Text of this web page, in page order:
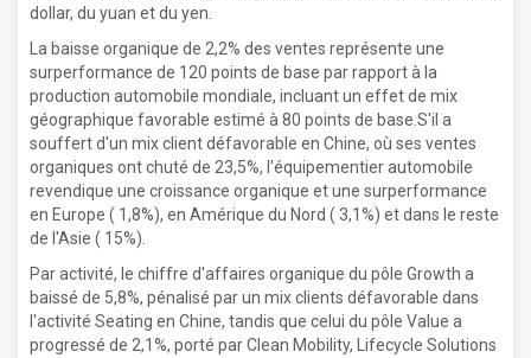
dollar, du yuan et du yen.
La baisse organique de 2,2% des ventes représente une
surperformance de 120 points de base par rapport à la
production automobile mondiale, incluant un effet de mix
géographique favorable estimé à 80 points de base.S'il a
souffert d'un mix client défavorable en Chine, où ses ventes
organiques ont chuté de 23,5%, l'équipementier automobile
revendique une croissance organique et une surperformance
en Europe ( 1,8%), en Amérique du Nord ( 3,1%) et dans le reste
de l'Asie ( 15%).
Par activité, le chiffre d'affaires organique du pôle Growth a
baissé de 5,8%, pénalisé par un mix clients défavorable dans
l'activité Seating en Chine, tandis que celui du pôle Value a
progressé de 2,1%, porté par Clean Mobility, Lifecycle Solutions